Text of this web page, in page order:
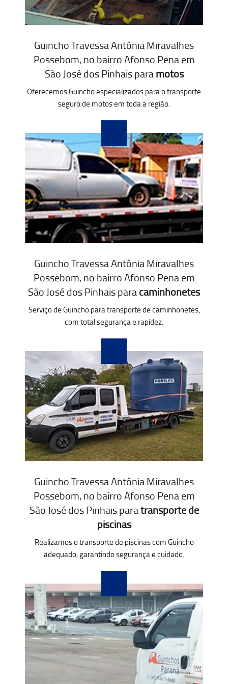
Guincho Travessa Antônia Miravalhes
Possebom, no bairro Afonso Pena em
São José dos Pinhais paramotos
Oferecemos Guincho especializados para o transporte
seguro de motos em toda a região.
Guincho Travessa Antônia Miravalhes
Possebom, no bairro Afonso Pena em
São José dos Pinhais paracaminhonetes
Serviço de Guincho para transporte de caminhonetes,
com total segurança e rapidez.
Guincho Travessa Antônia Miravalhes
Possebom, no bairro Afonso Pena em
São José dos Pinhais paratransporte de
piscinas
Realizamos o transporte de piscinas com Guincho
adequado, garantindo segurança e cuidado.